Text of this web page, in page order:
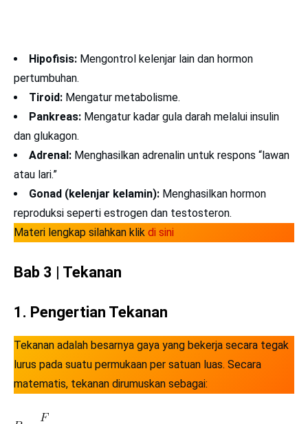
Hipofisis: Mengontrol kelenjar lain dan hormon
pertumbuhan.
Tiroid: Mengatur metabolisme.
Pankreas: Mengatur kadar gula darah melalui insulin
dan glukagon.
Adrenal: Menghasilkan adrenalin untuk respons “lawan
atau lari.”
Gonad (kelenjar kelamin): Menghasilkan hormon
reproduksi seperti estrogen dan testosteron.
Materi lengkap silahkan klik di sini
Bab 3 | Tekanan
1. Pengertian Tekanan
Tekanan adalah besarnya gaya yang bekerja secara tegak
lurus pada suatu permukaan per satuan luas. Secara
matematis, tekanan dirumuskan sebagai: